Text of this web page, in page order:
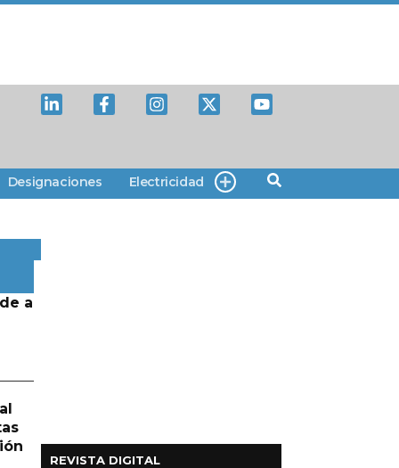
Designaciones Electricidad
a
REVISTA DIGITAL